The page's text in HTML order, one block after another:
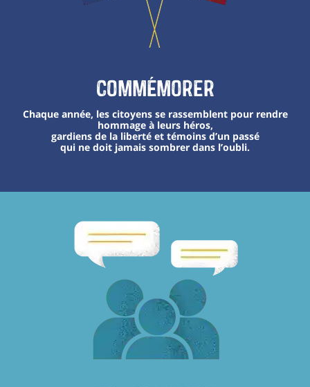
Commémorer
Chaque année, les citoyens se rassemblent pour rendre
hommage à leurs héros,
gardiens de la liberté et témoins d’un passé
qui ne doit jamais sombrer dans l’oubli.